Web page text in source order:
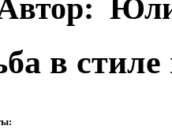
в стиле